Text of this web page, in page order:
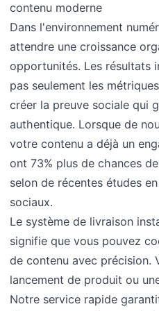
contenu moderne
Dans l'environnement
attendre une croissance
opportunités. Les résultats
pas seulement les
créer la preuve sociale qui
authentique. Lorsque de
votre contenu a déjà un
ont 73% plus de chances
selon de récentes études
sociaux.
Le système de livraison
signifie que vous pouvez
de contenu avec précision.
lancement de produit ou
Notre service rapide